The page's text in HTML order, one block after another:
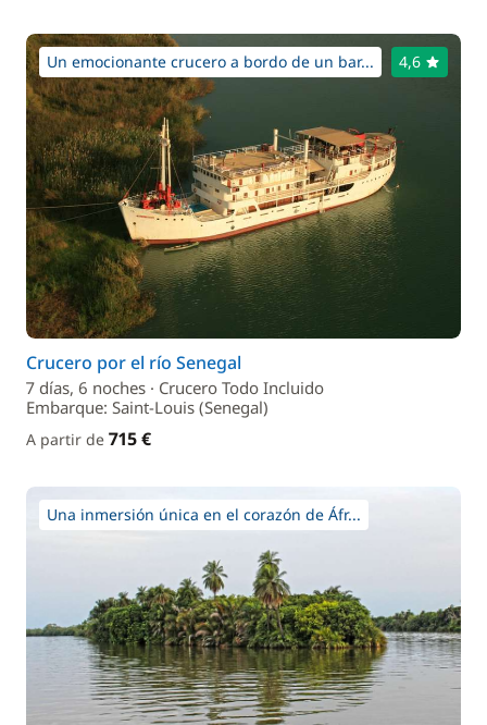
Un emocionante crucero a bordo de un bar... 4,6
Crucero por el río Senegal
7 días, 6 noches · Crucero Todo Incluido
Embarque: Saint-Louis (Senegal)
A partir de 715 €
Una inmersión única en el corazón de Áfr...